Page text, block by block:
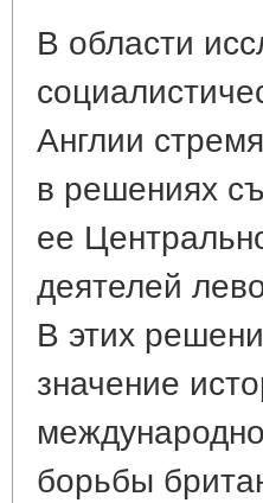
В области
Англии
в решениях
ее
деятелей
В этих
значение
борьбы